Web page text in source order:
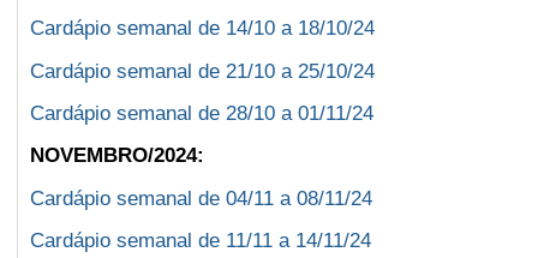
Cardápio semanal de 14/10 a 18/10/24
Cardápio semanal de 21/10 a 25/10/24
Cardápio semanal de 28/10 a 01/11/24
NOVEMBRO/2024:
Cardápio semanal de 04/11 a 08/11/24
Cardápio semanal de 11/11 a 14/11/24